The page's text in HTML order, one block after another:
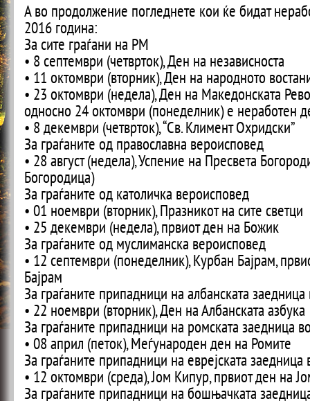
А во продолжение погледнете кои ќе бидат
2016 година:
За сите граѓани на РМ
• 8 септември (четврток), Ден на независноста
• 11 октомври (вторник), Ден на народното
• 23 октомври (недела), Ден на Македонската
односно 24 октомври (понеделник) е неработен
• 8 декември (четврток), “Св. Климент Охридски”
За граѓаните од православна вероисповед
• 28 август (недела), Успение на Пресвета
Богородица)
За граѓаните од католичка вероисповед
• 01 ноември (вторник), Празникот на сите светци
• 25 декември (недела), првиот ден на Божик
За граѓаните од муслиманска вероисповед
• 12 септември (понеделник), Курбан Бајрам,
Бајрам
За граѓаните припадници на албанската
• 22 ноември (вторник), Ден на Албанската азбука
За граѓаните припадници на ромската заедница
• 08 април (петок), Меѓународен ден на Ромите
За граѓаните припадници на еврејската
• 12 октомври (среда), Јом Кипур, првиот ден на
За граѓаните припадници на бошњачката